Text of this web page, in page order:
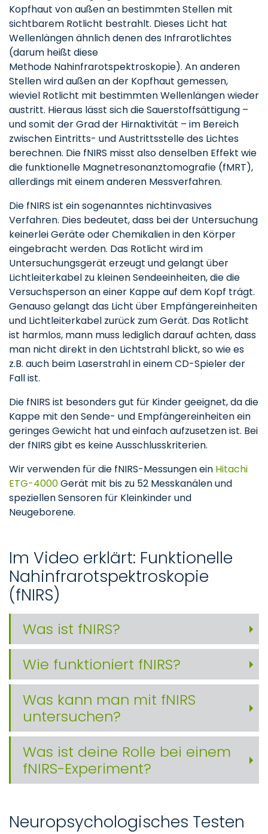
Kopfhaut von außen an bestimmten Stellen mit
sichtbarem Rotlicht bestrahlt. Dieses Licht hat
Wellenlängen ähnlich denen des Infrarotlichtes
(darum heißt diese
Methode Nahinfrarotspektroskopie). An anderen
Stellen wird außen an der Kopfhaut gemessen,
wieviel Rotlicht mit bestimmten Wellenlängen wieder
austritt. Hieraus lässt sich die Sauerstoffsättigung –
und somit der Grad der Hirnaktivität – im Bereich
zwischen Eintritts- und Austrittsstelle des Lichtes
berechnen. Die fNIRS misst also denselben Effekt wie
die funktionelle Magnetresonanztomografie (fMRT),
allerdings mit einem anderen Messverfahren.
Die fNIRS ist ein sogenanntes nichtinvasives
Verfahren. Dies bedeutet, dass bei der Untersuchung
keinerlei Geräte oder Chemikalien in den Körper
eingebracht werden. Das Rotlicht wird im
Untersuchungsgerät erzeugt und gelangt über
Lichtleiterkabel zu kleinen Sendeeinheiten, die die
Versuchsperson an einer Kappe auf dem Kopf trägt.
Genauso gelangt das Licht über Empfängereinheiten
und Lichtleiterkabel zurück zum Gerät. Das Rotlicht
ist harmlos, mann muss lediglich darauf achten, dass
man nicht direkt in den Lichtstrahl blickt, so wie es
z.B. auch beim Laserstrahl in einem CD-Spieler der
Fall ist.
Die fNIRS ist besonders gut für Kinder geeignet, da die
Kappe mit den Sende- und Empfängereinheiten ein
geringes Gewicht hat und einfach aufzusetzen ist. Bei
der fNIRS gibt es keine Ausschlusskriterien.
Wir verwenden für die fNIRS-Messungen ein Hitachi
ETG-4000Gerät mit bis zu 52 Messkanälen und
speziellen Sensoren für Kleinkinder und
Neugeborene.
Im Video erklärt: Funktionelle
Nahinfrarotspektroskopie
(fNIRS)
Was ist fNIRS?
Wie funktioniert fNIRS?
Was kann man mit fNIRS
untersuchen?
Was ist deine Rolle bei einem
fNIRS-Experiment?
Neuropsychologisches Testen